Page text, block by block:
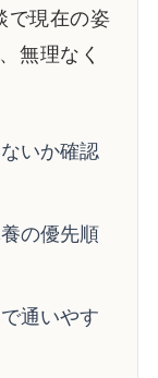
で現在の姿
無理なく
いか確認
の優先順
通いやす